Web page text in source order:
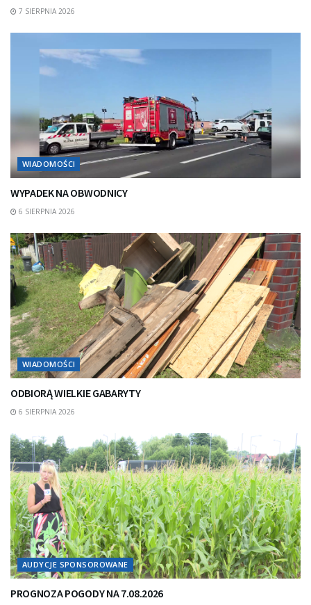
7 SIERPNIA 2026
WIADOMOŚCI
WYPADEK NA OBWODNICY
6 SIERPNIA 2026
WIADOMOŚCI
ODBIORĄ WIELKIE GABARYTY
6 SIERPNIA 2026
AUDYCJE SPONSOROWANE
PROGNOZA POGODY NA 7.08.2026